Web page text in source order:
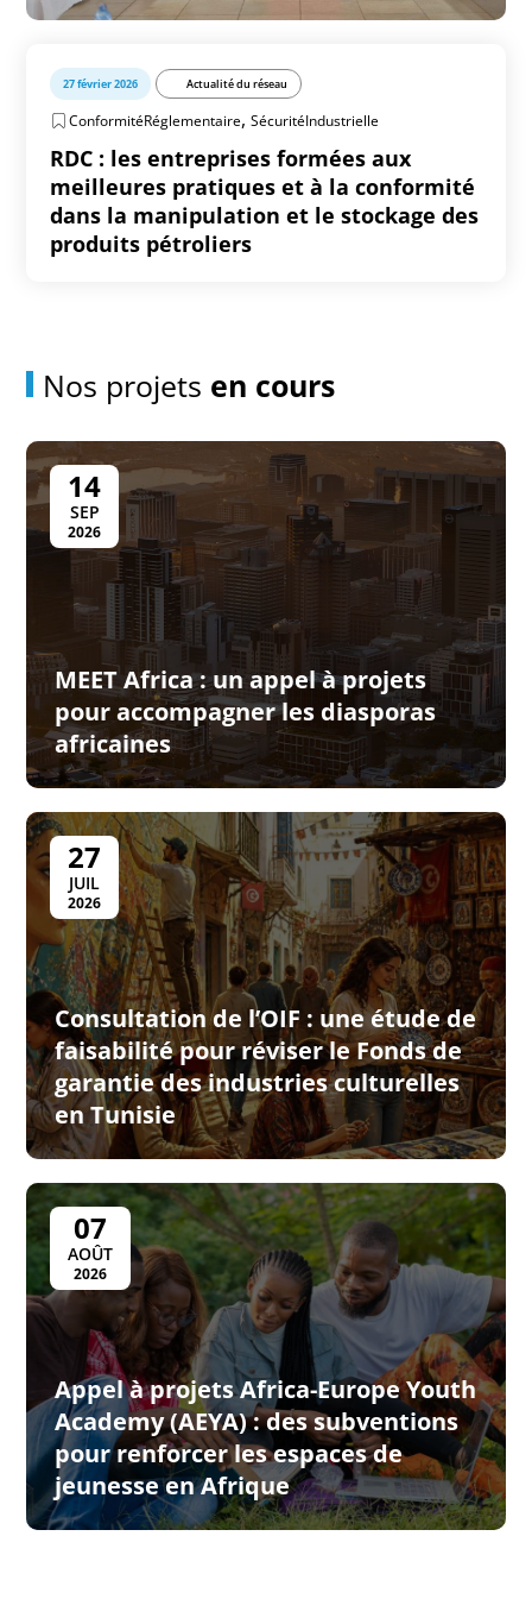
27 février 2026 Actualité du réseau
ConformitéRéglementaire,SécuritéIndustrielle
RDC : les entreprises formées aux
meilleures pratiques et à la conformité
dans la manipulation et le stockage des
produits pétroliers
Nos projets en cours
14
SEP
2026
MEET Africa : un appel à projets
pour accompagner les diasporas
africaines
27
JUIL
2026
Consultation de l’OIF : une étude de
faisabilité pour réviser le Fonds de
garantie des industries culturelles
en Tunisie
07
AOÛT
2026
Appel à projets Africa-Europe Youth
Academy (AEYA) : des subventions
pour renforcer les espaces de
jeunesse en Afrique